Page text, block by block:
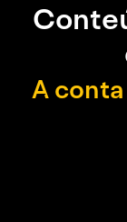
A